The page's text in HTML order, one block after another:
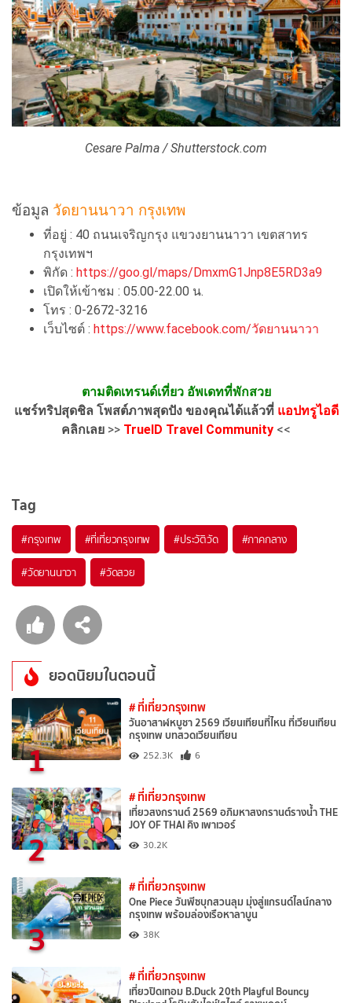
Cesare Palma / Shutterstock.com
ข้อมูล วัดยานนาวา กรุงเทพ
ที่อยู่ : 40 ถนนเจริญกรุง แขวงยานนาวา เขตสาทร
กรุงเทพฯ
พิกัด : https://goo.gl/maps/DmxmG1Jnp8E5RD3a9
เปิดให้เข้าชม : 05.00-22.00 น.
โทร : 0-2672-3216
เว็บไซต์ : https://www.facebook.com/วัดยานนาวา
ตามติดเทรนด์เที่ยว อัพเดทที่พักสวย
แชร์ทริปสุดชิล โพสต์ภาพสุดปัง ของคุณได้แล้วที่ แอปทรูไอดี
คลิกเลย >> TrueID Travel Community <<
Tag
#กรุงเทพ #ที่เที่ยวกรุงเทพ #ประวัติวัด #ภาคกลาง
#วัดยานนาวา #วัดสวย
ยอดนิยมในตอนนี้
1
# ที่เที่ยวกรุงเทพ
วันอาสาฬหบูชา 2569 เวียนเทียนที่ไหน ที่เวียนเทียน
กรุงเทพ บทสวดเวียนเทียน
252.3K 6
2
# ที่เที่ยวกรุงเทพ
เที่ยวสงกรานต์ 2569 อภิมหาสงกรานต์รางน้ำ THE
JOY OF THAI คิง เพาเวอร์
30.2K
3
# ที่เที่ยวกรุงเทพ
One Piece วันพีซบุกสวนลุม มุ่งสู่แกรนด์ไลน์กลาง
กรุงเทพ พร้อมล่องเรือหาลาบูน
38K
# ที่เที่ยวกรุงเทพ
เที่ยวปิดเทอม B.Duck 20th Playful Bouncy